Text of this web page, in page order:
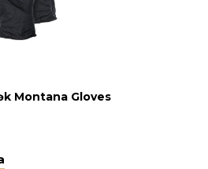
Montana Gloves